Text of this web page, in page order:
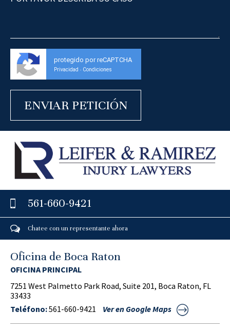
protegido por reCAPTCHA
Privacidad - Condiciones
561-660-9421
Chatee con un representante ahora
Oficina de Boca Raton
OFICINA PRINCIPAL
7251 West Palmetto Park Road, Suite 201, Boca Raton, FL
33433
Teléfono:561-660-9421 Ver en Google Maps